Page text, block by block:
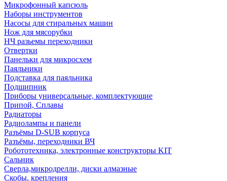
Микрофонный капсюль
Наборы инструментов
Насосы для стиральных машин
Нож для мясорубки
НЧ разьемы переходники
Отвертки
Панельки для микросхем
Паяльники
Подставка для паяльника
Подшипник
Приборы универсальные, комплектующие
Припой, Сплавы
Радиаторы
Радиолампы и панели
Разъёмы D-SUB корпуса
Разъёмы, переходники ВЧ
Робототехника, электронные конструкторы KIT
Сальник
Сверла,микродрелли, диски алмазные
Скобы, крепления